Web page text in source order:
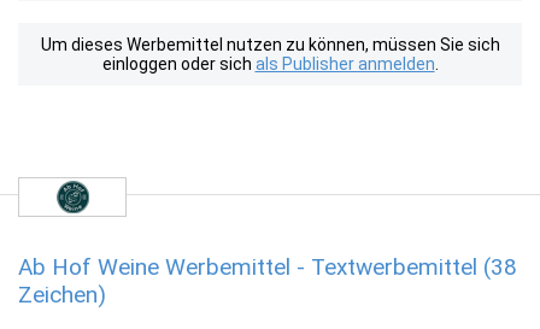
Um dieses Werbemittel nutzen zu können, müssen Sie sich
einloggen oder sich als Publisher anmelden
Ab Hof Weine Werbemittel - Textwerbemittel (38
Zeichen)